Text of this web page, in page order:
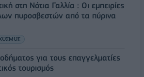
στη Νότια Γαλλία : Οι εμπειρίες
πυροσβεστών από τα πύρινα
για τους επαγγελματίες
τουρισμός